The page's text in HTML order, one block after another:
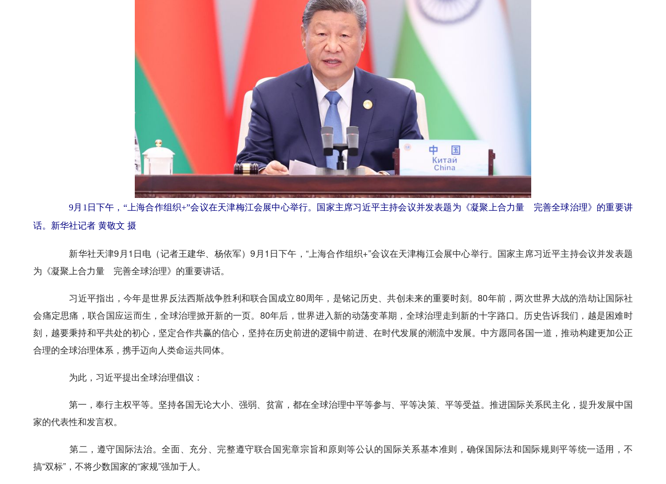
9月1日下午，“上海合作组织+”会议在天津梅江会展中心举行。国家主席习近平主持会议并发表题为《凝聚上合力量 完善全球治理》的重要讲
话。新华社记者 黄敬文 摄
新华社天津9月1日电（记者王建华、杨依军）9月1日下午，“上海合作组织+”会议在天津梅江会展中心举行。国家主席习近平主持会议并发表题
为《凝聚上合力量 完善全球治理》的重要讲话。
习近平指出，今年是世界反法西斯战争胜利和联合国成立80周年，是铭记历史、共创未来的重要时刻。80年前，两次世界大战的浩劫让国际社
会痛定思痛，联合国应运而生，全球治理掀开新的一页。80年后，世界进入新的动荡变革期，全球治理走到新的十字路口。历史告诉我们，越是困难时
刻，越要秉持和平共处的初心，坚定合作共赢的信心，坚持在历史前进的逻辑中前进、在时代发展的潮流中发展。中方愿同各国一道，推动构建更加公正
合理的全球治理体系，携手迈向人类命运共同体。
为此，习近平提出全球治理倡议：
第一，奉行主权平等。坚持各国无论大小、强弱、贫富，都在全球治理中平等参与、平等决策、平等受益。推进国际关系民主化，提升发展中国
家的代表性和发言权。
第二，遵守国际法治。全面、充分、完整遵守联合国宪章宗旨和原则等公认的国际关系基本准则，确保国际法和国际规则平等统一适用，不
搞“双标”，不将少数国家的“家规”强加于人。